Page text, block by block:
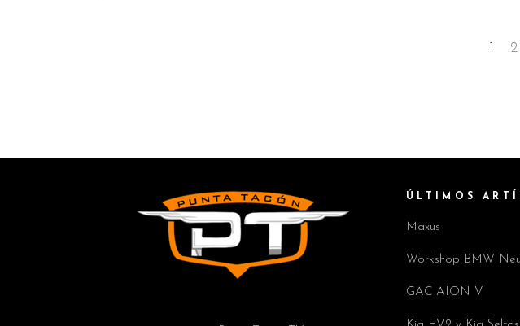
2
ÚLTIMOS
Maxus
Workshop BMW
GAC AION V